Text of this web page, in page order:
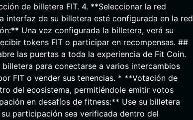
de billetera FIT. 4. **Seleccionar la red
interfaz de su billetera esté configurada en la red
Una vez configurada la billetera, verá su
tokens FIT o participar en recompensas. ##
las puertas a toda la experiencia de Fit Coin.
para conectarse a varios intercambios
FIT o vender sus tenencias. * **Votación de
del ecosistema, permitiéndole emitir votos
en desafíos de fitness:** Use su billetera
participación sea verificada dentro del